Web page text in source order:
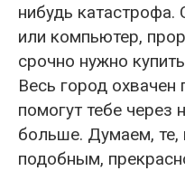
нибудь
или компьютер,
срочно нужно
Весь город охвачен
помогут тебе
больше. Думаем, те,
подобным,